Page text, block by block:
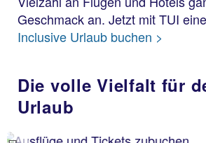
Geschmack an. Jetzt mit TUI
Inclusive Urlaub buchen >
Die volle Vielfalt für
Urlaub